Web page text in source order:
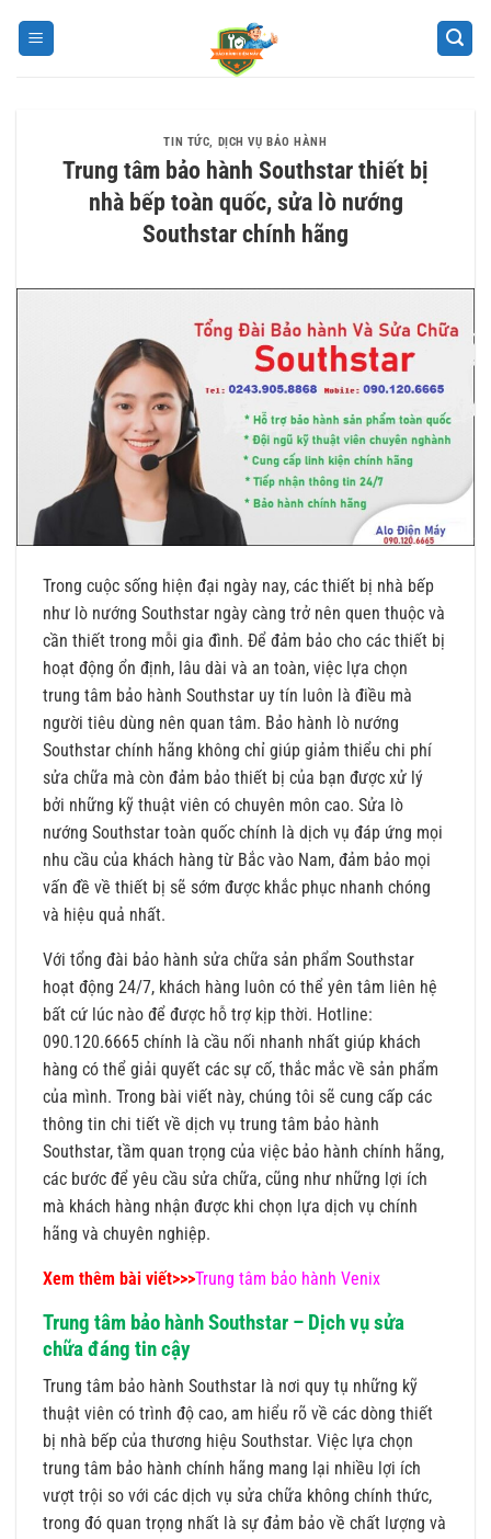
TIN TỨC, DỊCH VỤ BẢO HÀNH
Trung tâm bảo hành Southstar thiết bị
nhà bếp toàn quốc, sửa lò nướng
Southstar chính hãng
Trong cuộc sống hiện đại ngày nay, các thiết bị nhà bếp
như lò nướng Southstar ngày càng trở nên quen thuộc và
cần thiết trong mỗi gia đình. Để đảm bảo cho các thiết bị
hoạt động ổn định, lâu dài và an toàn, việc lựa chọn
trung tâm bảo hành Southstar uy tín luôn là điều mà
người tiêu dùng nên quan tâm. Bảo hành lò nướng
Southstar chính hãng không chỉ giúp giảm thiểu chi phí
sửa chữa mà còn đảm bảo thiết bị của bạn được xử lý
bởi những kỹ thuật viên có chuyên môn cao. Sửa lò
nướng Southstar toàn quốc chính là dịch vụ đáp ứng mọi
nhu cầu của khách hàng từ Bắc vào Nam, đảm bảo mọi
vấn đề về thiết bị sẽ sớm được khắc phục nhanh chóng
và hiệu quả nhất.
Với tổng đài bảo hành sửa chữa sản phẩm Southstar
hoạt động 24/7, khách hàng luôn có thể yên tâm liên hệ
bất cứ lúc nào để được hỗ trợ kịp thời. Hotline:
090.120.6665 chính là cầu nối nhanh nhất giúp khách
hàng có thể giải quyết các sự cố, thắc mắc về sản phẩm
của mình. Trong bài viết này, chúng tôi sẽ cung cấp các
thông tin chi tiết về dịch vụ trung tâm bảo hành
Southstar, tầm quan trọng của việc bảo hành chính hãng,
các bước để yêu cầu sửa chữa, cũng như những lợi ích
mà khách hàng nhận được khi chọn lựa dịch vụ chính
hãng và chuyên nghiệp.
Xem thêm bài viết>>>Trung tâm bảo hành Venix
Trung tâm bảo hành Southstar – Dịch vụ sửa
chữa đáng tin cậy
Trung tâm bảo hành Southstar là nơi quy tụ những kỹ
thuật viên có trình độ cao, am hiểu rõ về các dòng thiết
bị nhà bếp của thương hiệu Southstar. Việc lựa chọn
trung tâm bảo hành chính hãng mang lại nhiều lợi ích
vượt trội so với các dịch vụ sửa chữa không chính thức,
trong đó quan trọng nhất là sự đảm bảo về chất lượng và